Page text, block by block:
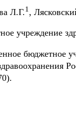
Л.Г.1 ,
учреждение